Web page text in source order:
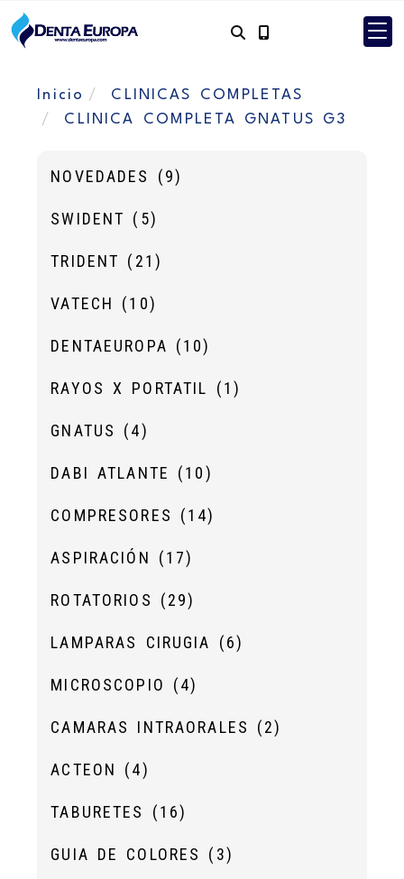
Inicio
CLINICAS COMPLETAS
CLINICA COMPLETA GNATUS G3
NOVEDADES (9)
SWIDENT (5)
TRIDENT (21)
VATECH (10)
DENTAEUROPA (10)
RAYOS X PORTATIL (1)
GNATUS (4)
DABI ATLANTE (10)
COMPRESORES (14)
ASPIRACIÓN (17)
ROTATORIOS (29)
LAMPARAS CIRUGIA (6)
MICROSCOPIO (4)
CAMARAS INTRAORALES (2)
ACTEON (4)
TABURETES (16)
GUIA DE COLORES (3)